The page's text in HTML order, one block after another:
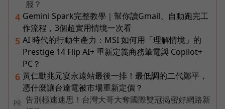
服？
4 Gemini Spark完整教學｜幫你讀Gmail、自動跑完工
作流程，3個超實用情境一次看
5 AI 時代的行動生產力：MSI 如何用「理解情境」的
Prestige 14 Flip AI+ 重新定義商務筆電與 Copilot+
PC？
6 黃仁勳兆元宴永遠站最後一排！最低調的二代鄭平，
憑什麼讓台達電被市場重新定價？
PR
告別極速迷思！台灣大哥大奪國際雙冠揭密好網路新